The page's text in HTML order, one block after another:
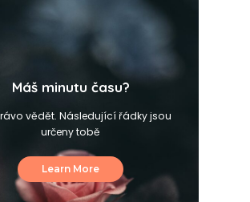
Máš minutu času?
vědět. Následující řádky jsou
určeny tobě
Learn More